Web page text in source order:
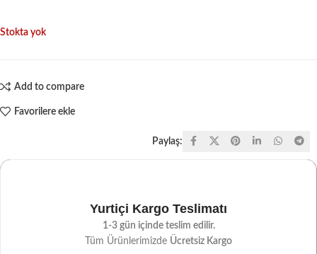
Stokta yok
Add to compare
Favorilere ekle
Paylaş:
Yurtiçi Kargo Teslimatı
1-3 gün içinde teslim edilir.
Tüm Ürünlerimizde Ücretsiz Kargo